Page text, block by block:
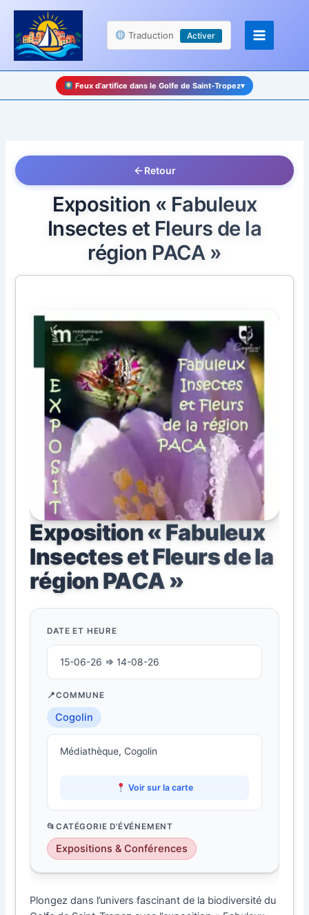
Panneau de gestion des cookies
Aller
contenu
Traduction Activer
Feux d’artifice dans le Golfe de Saint-Tropez▾
Retour
Exposition « Fabuleux
Insectes et Fleurs de la
région PACA »
Exposition « Fabuleux
Insectes et Fleurs de la
région PACA »
DATE ET HEURE
15-06-26 ⇒ 14-08-26
COMMUNE
Cogolin
Médiathèque, Cogolin
Voir sur la carte
CATÉGORIE D'ÉVÉNEMENT
Expositions & Conférences
Plongez dans l’univers fascinant de la biodiversité du